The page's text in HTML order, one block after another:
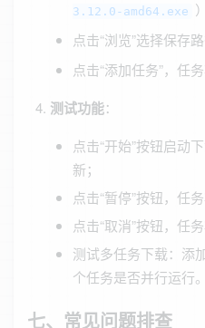
3.12.0-amd64.exe
点击“浏览”选择保存
点击“添加任务”，任
测试功能：
点击“开始”按钮启动
新；
点击“暂停”按钮，任
点击“取消”按钮，任
测试多任务下载：添
个任务是否并行运行。
七、常见问题排查